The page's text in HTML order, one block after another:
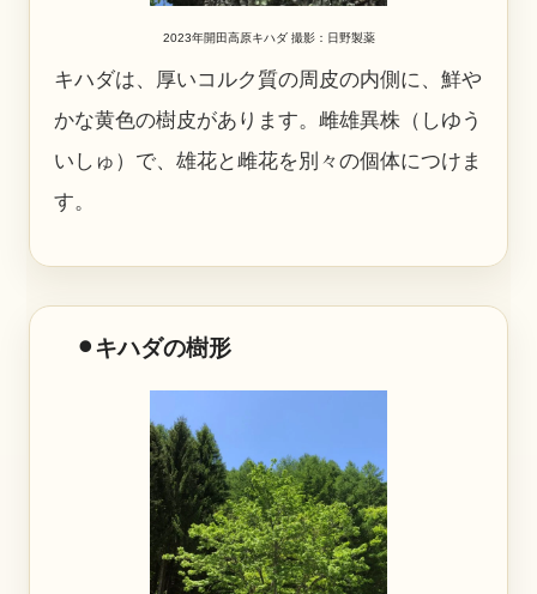
2023年開田高原キハダ 撮影：日野製薬
キハダは、厚いコルク質の周皮の内側に、鮮や
かな黄色の樹皮があります。雌雄異株（しゆう
いしゅ）で、雄花と雌花を別々の個体につけま
す。
⚫︎キハダの樹形